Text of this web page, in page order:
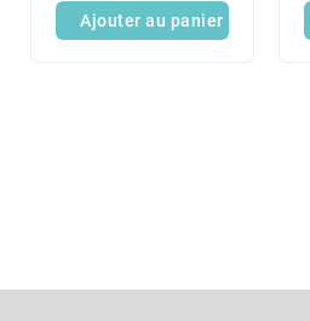
Ajouter au panier